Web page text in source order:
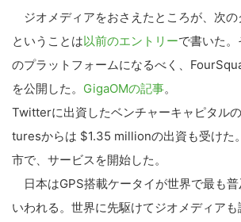
ジオメディアをおさえたところが、次の
というこ とは以前のエントリーで書いた
のプラットフォームになるべく、Fo
を公開した。 GigaOMの記事。
Twitterに出資したベンチャーキャピタル
turesからは $1.35 millionの出資も受けた。
市で、サービス を開始した。
日本はGPS搭載ケータイが世界で最も
いわれる。世界に先駆けてジオメディア